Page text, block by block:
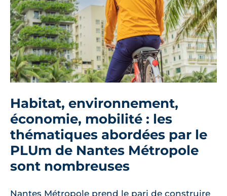
Habitat, environnement,
économie, mobilité : les
thématiques abordées par le
PLUm de Nantes Métropole
sont nombreuses
Nantes Métropole prend le pari de construire